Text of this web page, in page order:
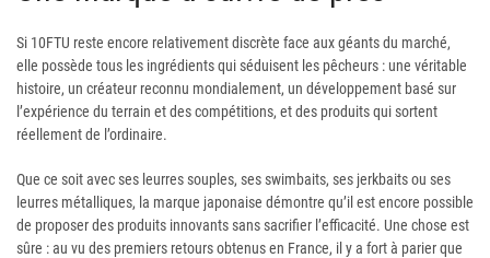
Si 10FTU reste encore relativement discrète face aux géants du marché,
elle possède tous les ingrédients qui séduisent les pêcheurs : une véritable
histoire, un créateur reconnu mondialement, un développement basé sur
l’expérience du terrain et des compétitions, et des produits qui sortent
réellement de l’ordinaire.
Que ce soit avec ses leurres souples, ses swimbaits, ses jerkbaits ou ses
leurres métalliques, la marque japonaise démontre qu’il est encore possible
de proposer des produits innovants sans sacrifier l’efficacité. Une chose est
sûre : au vu des premiers retours obtenus en France, il y a fort à parier que